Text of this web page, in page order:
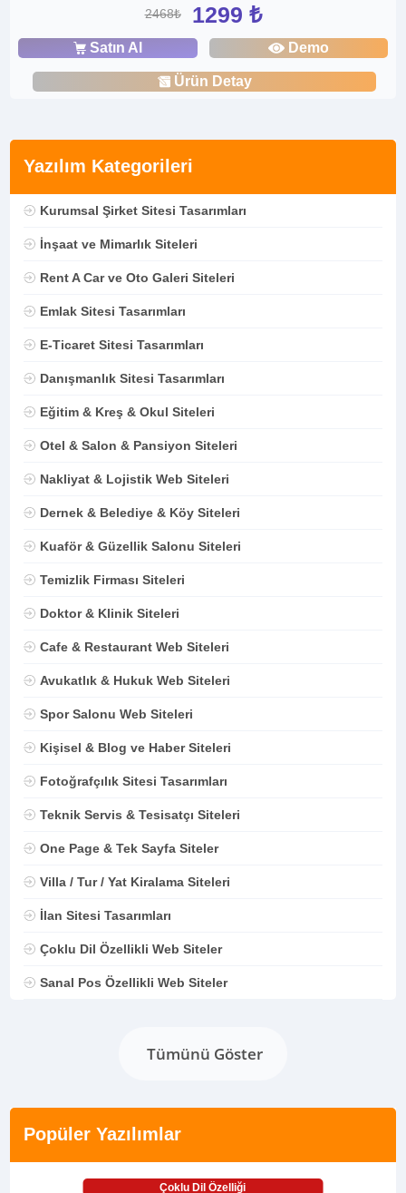
Yazılım Kategorileri
Kurumsal Şirket Sitesi Tasarımları
İnşaat ve Mimarlık Siteleri
Rent A Car ve Oto Galeri Siteleri
Emlak Sitesi Tasarımları
E-Ticaret Sitesi Tasarımları
Danışmanlık Sitesi Tasarımları
Eğitim & Kreş & Okul Siteleri
Otel & Salon & Pansiyon Siteleri
Nakliyat & Lojistik Web Siteleri
Dernek & Belediye & Köy Siteleri
Kuaför & Güzellik Salonu Siteleri
Temizlik Firması Siteleri
Doktor & Klinik Siteleri
Cafe & Restaurant Web Siteleri
Avukatlık & Hukuk Web Siteleri
Spor Salonu Web Siteleri
Kişisel & Blog ve Haber Siteleri
Fotoğrafçılık Sitesi Tasarımları
Teknik Servis & Tesisatçı Siteleri
One Page & Tek Sayfa Siteler
Villa / Tur / Yat Kiralama Siteleri
İlan Sitesi Tasarımları
Çoklu Dil Özellikli Web Siteler
Sanal Pos Özellikli Web Siteler
Tümünü Göster
Popüler Yazılımlar
Çoklu Dil Özelliği
2468₺ 1299 ₺
Satın Al Demo
Ürün Detay